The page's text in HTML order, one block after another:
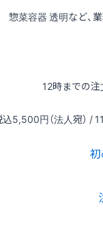
惣菜容器 透明など、
12時までの注
込5,500円（法人宛） /